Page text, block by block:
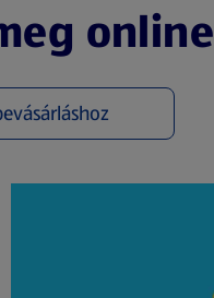
online
(új oldalon nyílik meg)